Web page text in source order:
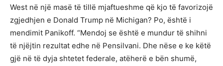
West në një masë të tillë mjaftueshme që kjo të favorizojë
zgjedhjen e Donald Trump në Michigan? Po, është i
mendimit Panikoff. “Mendoj se është e mundur të shihni
të njëjtin rezultat edhe në Pensilvani. Dhe nëse e ke këtë
gjë në të dyja shtetet federale, atëherë e bën shumë,